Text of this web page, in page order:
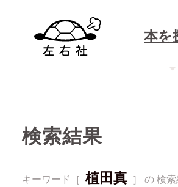
本を
検索結果
キーワード［ 植田真 ］ の 検